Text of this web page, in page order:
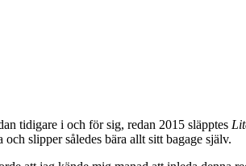
tidigare i och för sig, redan 2015 släpptes
slipper således bära allt sitt bagage själv.